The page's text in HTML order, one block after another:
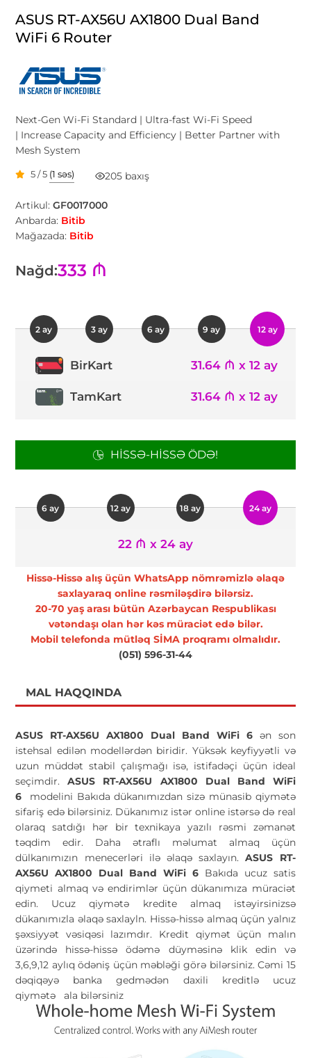
ASUS RT-AX56U AX1800 Dual Band
WiFi 6 Router
Next-Gen Wi-Fi Standard | Ultra-fast Wi-Fi Speed
| Increase Capacity and Efficiency | Better Partner with
Mesh System
5 / 5 (1 səs) 205 baxış
Artikul:GF0017000
Anbarda: Bitib
Mağazada: Bitib
Nağd:333 ₼
2 ay 3 ay 6 ay 9 ay 12 ay
BirKart 31.64 ₼ x 12 ay
TamKart 31.64 ₼ x 12 ay
HISSƏ-HISSƏ ÖDƏ!
6 ay 12 ay 18 ay 24 ay
22 ₼ x 24 ay
Hissə-Hissə alış üçün WhatsApp nömrəmizlə əlaqə
saxlayaraq online rəsmiləşdirə bilərsiz.
20-70 yaş arası bütün Azərbaycan Respublikası
vətəndaşı olan hər kəs müraciət edə bilər.
Mobil telefonda mütləq SİMA proqramı olmalıdır.
(051) 596-31-44
MAL HAQQINDA
ASUS RT-AX56U AX1800 Dual Band WiFi 6 ən son
istehsal edilən modellərdən biridir. Yüksək keyfiyyətli və
uzun müddət stabil çalışmağı isə, istifadəçi üçün ideal
seçimdir. ASUS RT-AX56U AX1800 Dual Band WiFi
6
modelini Bakıda dükanımızdan sizə münasib qiymətə
sifariş edə bilərsiniz. Dükanımız istər online istərsə də real
olaraq satdığı hər bir texnikaya yazılı rəsmi zəmanət
təqdim edir. Daha ətraflı məlumat almaq üçün
dülkanımızın menecerləri ilə əlaqə saxlayın.ASUS RT-
AX56U AX1800 Dual Band WiFi 6 Bakıda ucuz satis
qiymeti almaq və endirimlər üçün dükanımıza müraciət
edin. Ucuz qiymətə kredite almaq istəyirsinizsə
dükanımızla əlaqə saxlayln. Hissə-hissə almaq üçün yalnız
şəxsiyyət vəsiqəsi lazımdır. Kredit qiymət üçün malın
üzərində hissə-hissə ödəmə düyməsinə klik edin və
3,6,9,12 aylıq ödəniş üçün məbləği görə bilərsiniz. Cəmi 15
dəqiqəyə banka gedmədən daxili kreditlə ucuz
qiymətə
ala bilərsiniz